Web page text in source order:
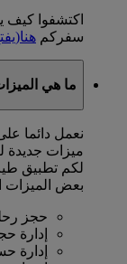
اكتشفوا كيف
سفركم هنا
ما هي
نعمل دائما
ميزات جديدة
لكم تطبيق
بعض الميزات
حجز
إدارة
إدارة